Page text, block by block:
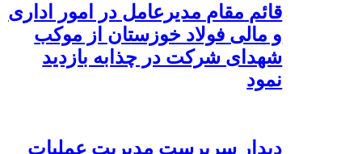
قائم مقام مدیرعامل در امور اداری
و مالی فولاد خوزستان از موکب
شهدای شرکت در چذابه بازدید
نمود
دیدار سرپرست مدیریت عملیات